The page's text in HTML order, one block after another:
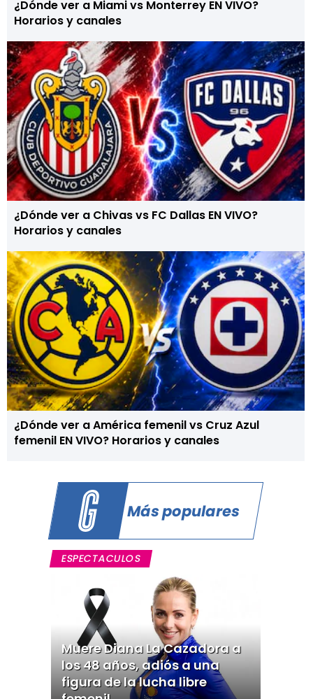
¿Dónde ver a Miami vs Monterrey EN VIVO?
Horarios y canales
¿Dónde ver a Chivas vs FC Dallas EN VIVO?
Horarios y canales
¿Dónde ver a América femenil vs Cruz Azul
femenil EN VIVO? Horarios y canales
Más populares
ESPECTACULOS
Muere Diana La Cazadora a
los 48 años, adiós a una
figura de la lucha libre